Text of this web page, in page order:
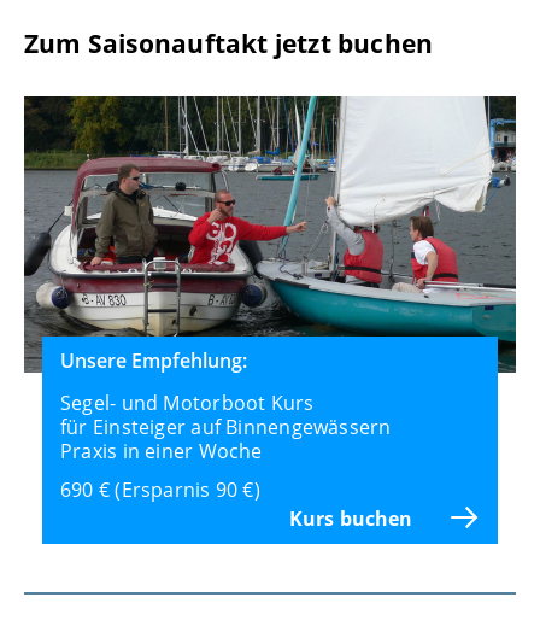
Zum Saisonauftakt jetzt buchen
Unsere Empfehlung:
Segel- und Motorboot Kurs
für Einsteiger auf Binnengewässern
Praxis in einer Woche
690 € (Ersparnis 90 €)
Kurs buchen